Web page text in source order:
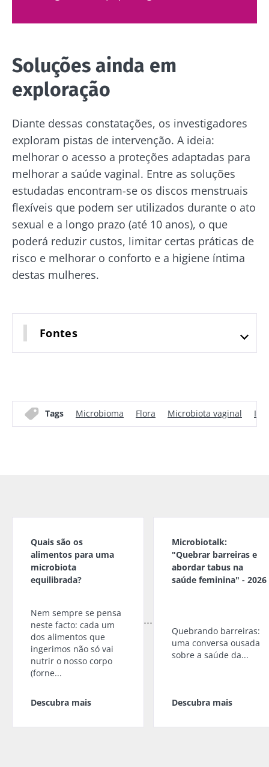
Soluções ainda em
exploração
Diante dessas constatações, os investigadores
exploram pistas de intervenção. A ideia:
melhorar o acesso a proteções adaptadas para
melhorar a saúde vaginal. Entre as soluções
estudadas encontram-se os discos menstruais
flexíveis que podem ser utilizados durante o ato
sexual e a longo prazo (até 10 anos), o que
poderá reduzir custos, limitar certas práticas de
risco e melhorar o conforto e a higiene íntima
destas mulheres.
Fontes
Tags Microbioma Flora Microbiota vaginal
Quais são os
alimentos para uma
microbiota
equilibrada?
Nem sempre se pensa
neste facto: cada um
dos alimentos que
ingerimos não só vai
nutrir o nosso corpo
(forne...
Descubra mais
Microbiotalk:
"Quebrar barreiras e
abordar tabus na
saúde feminina" - 2026
Quebrando barreiras:
uma conversa ousada
sobre a saúde da...
Descubra mais